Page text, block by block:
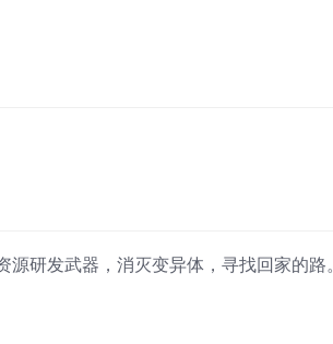
研发武器，消灭变异体，寻找回家的路。